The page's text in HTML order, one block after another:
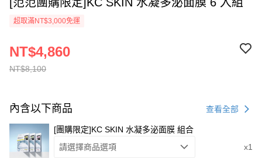
超取滿NT$3,000免運
NT$8,100
NT$4,860
內含以下商品 查看全部
[團購限定]KC SKIN 水凝多泌面膜 組合
請選擇商品選項
x1